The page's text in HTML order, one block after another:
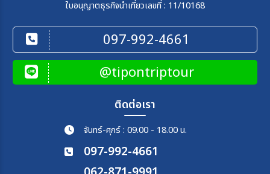
ใบอนุญาตธุรกิจนำเที่ยวเลขที่ : 11/10168
097-992-4661
@tipontriptour
ติดต่อเรา
จันทร์-ศุกร์ : 09.00 - 18.00 น.
097-992-4661